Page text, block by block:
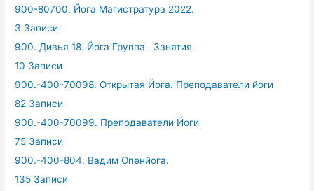
900-80700. Йога Магистратура 2022.
3 Записи
900. Дивья 18. Йога Группа . Занятия.
10 Записи
900.-400-70098. Открытая Йога. Преподаватели йоги
82 Записи
900.-400-70099. Преподаватели Йоги
75 Записи
900.-400-804. Вадим Опенйога.
135 Записи